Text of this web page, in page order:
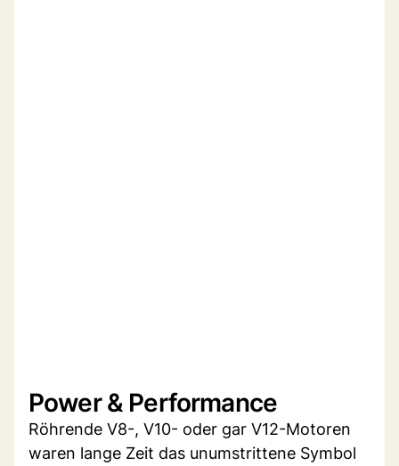
Power & Performance
Röhrende V8-, V10- oder gar V12-Motoren
waren lange Zeit das unumstrittene Symbol